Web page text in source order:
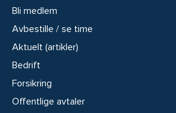
Bli medlem
Avbestille / se time
Aktuelt (artikler)
Bedrift
Forsikring
Offentlige avtaler